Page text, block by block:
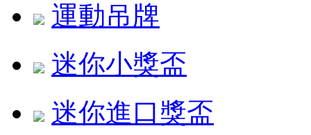
運動吊牌
迷你小獎盃
迷你進口獎盃